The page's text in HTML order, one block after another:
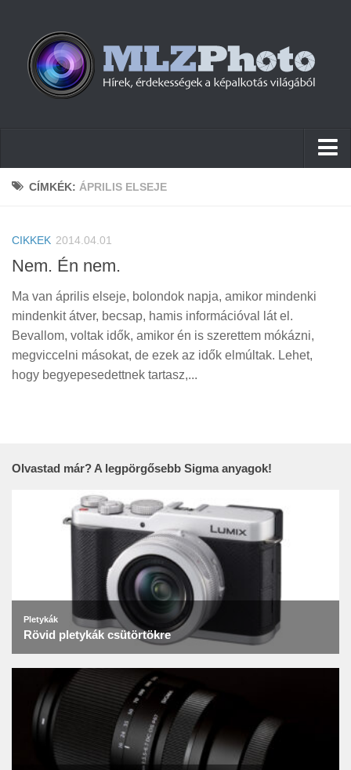
Hírek
Cikkek
Szoftver
Firmware
Tudástár
Tanácsok
Érdekességek
CÍMKÉK: ÁPRILIS ELSEJE
CIKKEK 2014.04.01
Nem. Én nem.
Ma van április elseje, bolondok napja, amikor mindenki
mindenkit átver, becsap, hamis információval lát el.
Bevallom, voltak idők, amikor én is szerettem mókázni,
megviccelni másokat, de ezek az idők elmúltak. Lehet,
hogy begyepesedettnek tartasz,...
Olvastad már? A legpörgősebb Sigma anyagok!